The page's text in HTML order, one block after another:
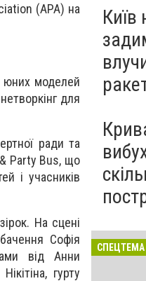
(APA) на
юних моделей
для
ради та
& Party Bus, що
і учасників
На сцені
Софія
від Анни
гурту
Київ
СПЕЦТЕМА